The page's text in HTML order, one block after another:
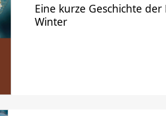
Eine kurze Geschichte der
Winter